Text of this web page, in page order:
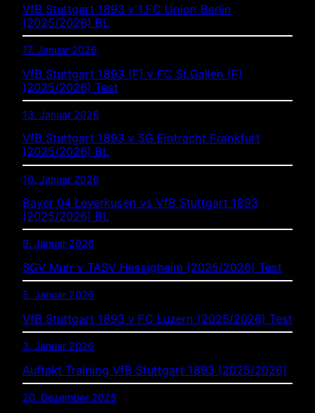
VfB Stuttgart 1893 v 1.FC Union Berlin
(2025/2026) BL
17. Januar 2026
VfB Stuttgart 1893 (F) v FC St.Gallen (F)
(2025/2026) Test
13. Januar 2026
VfB Stuttgart 1893 v SG Eintracht Frankfurt
(2025/2026) BL
10. Januar 2026
Bayer 04 Leverkusen vs VfB Stuttgart 1893
(2025/2026) BL
9. Januar 2026
SGV Murr v TASV Hessigheim (2025/2026) Test
5. Januar 2026
VfB Stuttgart 1893 v FC Luzern (2025/2026) Test
3. Januar 2026
Auftakt Training VfB Stuttgart 1893 (2025/2026)
20. Dezember 2025